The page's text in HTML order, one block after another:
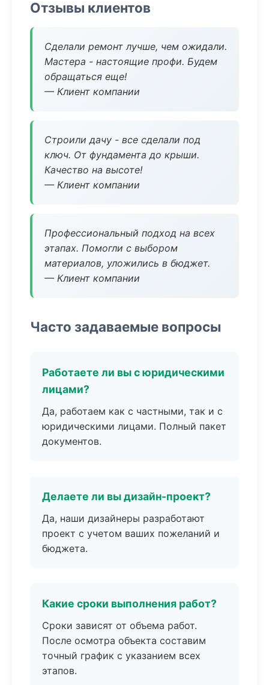
Отзывы клиентов
Сделали ремонт лучше, чем ожидали.
Мастера - настоящие профи. Будем
обращаться еще!
— Клиент компании
Строили дачу - все сделали под
ключ. От фундамента до крыши.
Качество на высоте!
— Клиент компании
Профессиональный подход на всех
этапах. Помогли с выбором
материалов, уложились в бюджет.
— Клиент компании
Часто задаваемые вопросы
Работаете ли вы с юридическими
лицами?
Да, работаем как с частными, так и с
юридическими лицами. Полный пакет
документов.
Делаете ли вы дизайн-проект?
Да, наши дизайнеры разработают
проект с учетом ваших пожеланий и
бюджета.
Какие сроки выполнения работ?
Сроки зависят от объема работ.
После осмотра объекта составим
точный график с указанием всех
этапов.